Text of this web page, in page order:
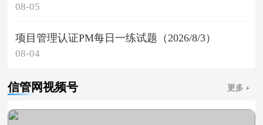
08-05
项目管理认证PM每日一练试题（2026/8/3）
08-04
信管网视频号 更多